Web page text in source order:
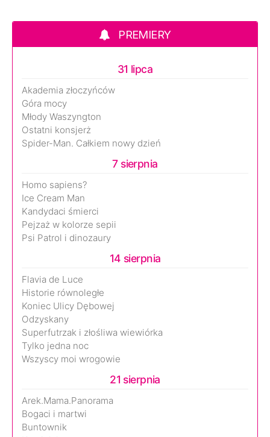
PREMIERY
31 lipca
Akademia złoczyńców
Góra mocy
Młody Waszyngton
Ostatni konsjerż
Spider-Man. Całkiem nowy dzień
7 sierpnia
Homo sapiens?
Ice Cream Man
Kandydaci śmierci
Pejzaż w kolorze sepii
Psi Patrol i dinozaury
14 sierpnia
Flavia de Luce
Historie równoległe
Koniec Ulicy Dębowej
Odzyskany
Superfutrzak i złośliwa wiewiórka
Tylko jedna noc
Wszyscy moi wrogowie
21 sierpnia
Arek.Mama.Panorama
Bogaci i martwi
Buntownik